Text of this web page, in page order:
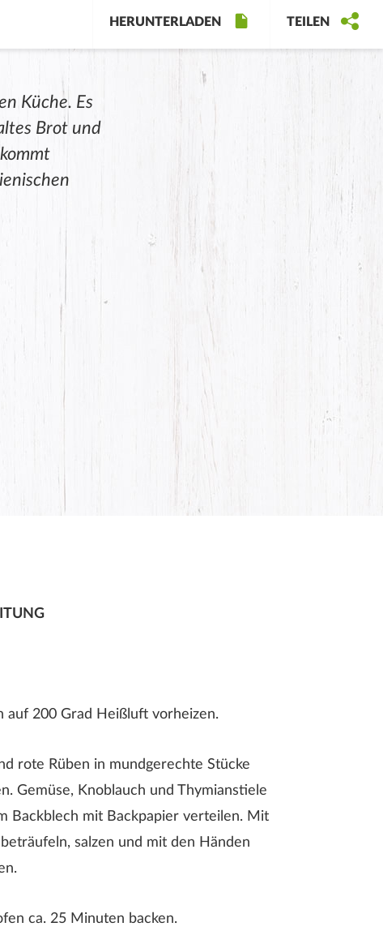
HERUNTERLADEN TEILEN
Küche. Es
Brot und
auf 200 Grad Heißluft vorheizen.
rote Rüben in mundgerechte Stücke
Gemüse, Knoblauch und Thymianstiele
Backblech mit Backpapier verteilen. Mit
salzen und mit den Händen
ca. 25 Minuten backen.